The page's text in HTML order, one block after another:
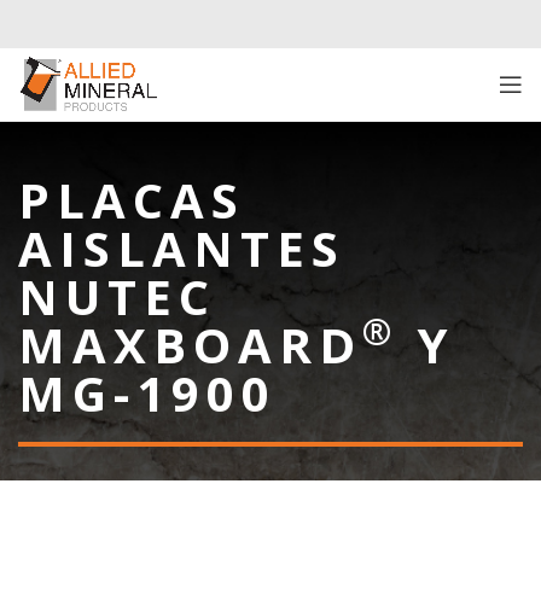
PLACAS
AISLANTES
NUTEC
MAXBOARD ® Y
MG-1900